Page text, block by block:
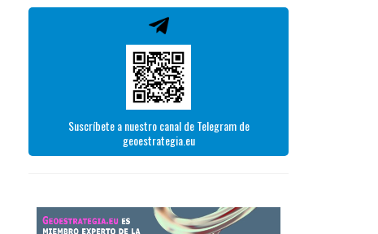
Suscríbete a nuestro canal de Telegram de
geoestrategia.eu